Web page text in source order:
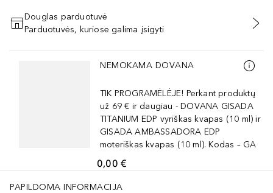
PRIDĖTI Į KREPŠELĮ
Douglas parduotuvė
Parduotuvės, kuriose galima įsigyti
Praleisti slankiklį
NEMOKAMA DOVANA
TIK PROGRAMĖLĖJE! Perkant produktų
už 69 € ir daugiau - DOVANA GISADA
TITANIUM EDP vyriškas kvapas (10 ml) ir
GISADA AMBASSADORA EDP
moteriškas kvapas (10 ml). Kodas – GA
0,00 €
PAPILDOMA INFORMACIJA